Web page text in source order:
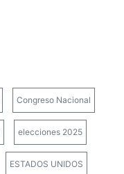
Congreso Nacional
elecciones 2025
ESTADOS UNIDOS